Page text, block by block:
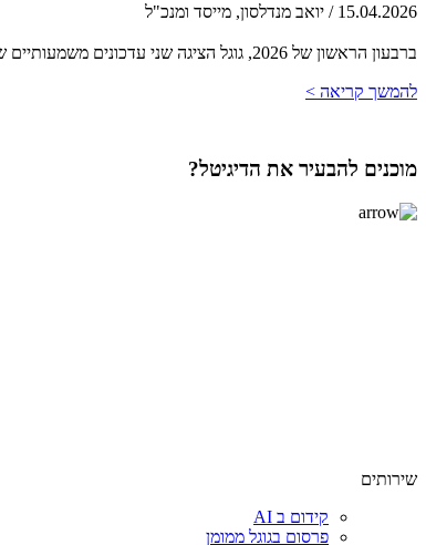
15.04.2026 / יואב מנדלסון, מייסד ומנכ"ל
ברבעון הראשון של 2026, גוגל הציגה שני עדכונים משמעותיים ששינו פעם נוספת את כללי המשחק עבור מנהלי שיווק, מנכ"לים וכל מי שאחראי על ייצור לידים וצמיחה עסקית. העדכונים, שהתמקדו בחוויית משתמש מעמיק�
להמשך קריאה >
מוכנים להבעיר את הדיגיטל?
שירותים
קידום ב AI
פרסום בגוגל ממומן